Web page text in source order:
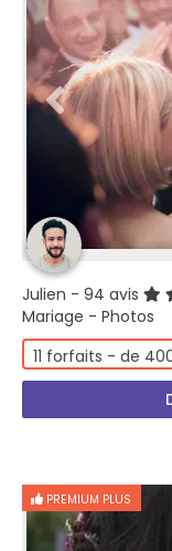
Julien - 94 avis
Mariage - Photos
11 forfaits - de
PREMIUM PLUS